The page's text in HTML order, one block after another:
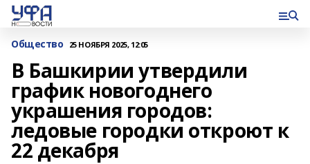
Общество 25 НОЯБРЯ 2025, 12:05
В Башкирии утвердили
график новогоднего
украшения городов:
ледовые городки откроют к
22 декабря